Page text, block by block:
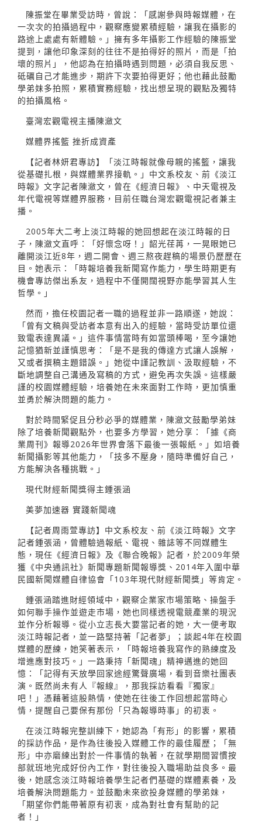
陳振堂在畢業受訪時，曾說：「感謝參與時報媒體，在
一次次的拍攝過程中，觀察應變累積經驗，讓我在攝影的
路途上處處有新體驗。」擁有多年攝影工作經驗的陳振堂
提到，讓他印象深刻的往往不是拍得好的照片，而是「拍
壞的照片」，他認為在拍攝時遇到問題，必須自我反思、
砥礪自己才能進步，期許下次要拍得更好；他也藉此鼓勵
學弟妹多拍照，累積實務經驗，找出想呈現的觀點及獨特
的拍攝風格。
臺灣宏觀電視主播陳瀲文
媒體界搖籃 挫折成資產
【記者林妍君專訪】「淡江時報就像母親的搖籃，讓我
從基礎扎根，與媒體業界接軌。」中文系校友、前《淡江
時報》文字記者陳瀲文，曾在《經濟日報》、中天電視及
年代電視等媒體界服務，目前任職台灣宏觀電視記者兼主
播。
2005年大二考上淡江時報的她回想起在淡江時報的日
子，陳瀲文直呼：「好懷念呀！」韶光荏苒，一晃眼她已
離開淡江近8年，週二開會、週三熬夜趕稿的場景仍歷歷在
目。她表示：「時報培養我新聞寫作能力，學生時期更有
機會專訪傑出系友，過程中不僅開闊視野亦能學習其人生
哲學。」
然而，擔任校園記者一職的過程並非一路順遂，她說：
「曾有文稿與受訪者本意有出入的經驗，當時受訪單位還
致電表達異議。」這件事情當時有如當頭棒喝，至今讓她
記憶猶新並謹慎思考：「是不是我的傳達方式讓人誤解，
又或者撰稿主題錯誤。」她從中謹記教訓、汲取經驗，不
斷地調整自己溝通及寫稿的方式，避免再次失誤。這樣嚴
謹的校園媒體經驗，培養她在未來面對工作時，更加慎重
並勇於解決問題的能力。
對於時間緊促且分秒必爭的媒體業，陳瀲文鼓勵學弟妹
除了培養新聞觀點外，也要多方學習，她分享：「據《商
業周刊》報導2026年世界會落下最後一張報紙。」如培養
新聞攝影等其他能力，「技多不壓身，隨時準備好自己，
方能解決各種挑戰。」
現代財經新聞獎得主鍾張涵
美夢加速器 實踐新聞魂
【記者周雨萱專訪】中文系校友、前《淡江時報》文字
記者鍾張涵，曾體驗過報紙、電視、雜誌等不同媒體生
態，現任《經濟日報》及《聯合晚報》記者，於2009年榮
獲《中央通訊社》新聞專題新聞報導獎、2014年入圍中華
民國新聞媒體自律協會「103年現代財經新聞獎」等肯定。
鍾張涵踏進財經領域中，觀察企業家市場策略、操盤手
如何聯手操作並遊走市場，她也同樣透視電競產業的現況
並作分析報導。從小立志長大要當記者的她，大一便考取
淡江時報記者，並一路堅持著「記者夢」；談起4年在校園
媒體的歷練，她笑著表示，「時報培養我寫作的熟練度及
增進應對技巧。」一路秉持「新聞魂」精神邁進的她回
憶：「記得有天放學回家途經驚聲廣場，看到音樂社團表
演。既然尚未有人『報線』，那我採訪看看『獨家』
吧！」憑藉著這股熱情，使她在往後工作回想起當時心
情，提醒自己要保有那份「只為報導時事」的初衷。
在淡江時報完整訓練下，她認為「有形」的影響，累積
的採訪作品，是作為往後投入媒體工作的最佳履歷；「無
形」中亦磨練出對於一件事情的執著，在就學期間習慣按
部就班地完成好份內工作，對往後投入職場助益良多。最
後，她感念淡江時報培養學生記者們基礎的媒體素養，及
培養解決問題能力。並鼓勵未來欲投身媒體的學弟妹，
「期望你們能帶著原有初衷，成為對社會有幫助的記
者！」